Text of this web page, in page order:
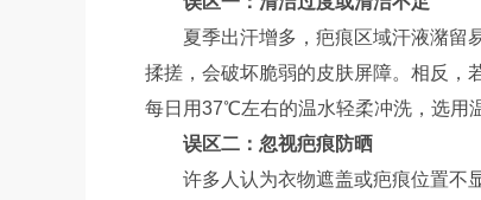
夏季出汗增多，疤痕区域汗液潴留
揉搓，会破坏脆弱的皮肤屏障。相反，
每日用37℃左右的温水轻柔冲洗，选用
误区二：忽视疤痕防晒
许多人认为衣物遮盖或疤痕位置不